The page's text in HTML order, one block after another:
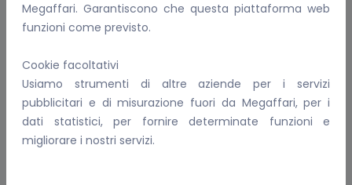
Megaffari. Garantiscono che questa piattaforma web
funzioni come previsto.
Cookie facoltativi
Usiamo strumenti di altre aziende per i servizi
pubblicitari e di misurazione fuori da Megaffari, per i
dati statistici, per fornire determinate funzioni e
migliorare i nostri servizi.
Per Conoscerci Meglio
I nostri servizi
Informativa sulla privacy
Come gestiamo i cookie
Contattaci